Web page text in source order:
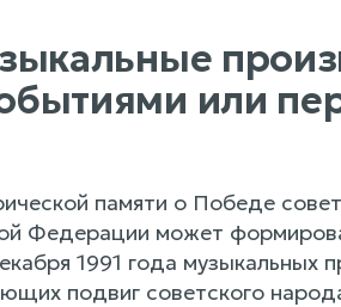
или
памяти о Победе
Федерации может
1991 года музыкальных
подвиг советского